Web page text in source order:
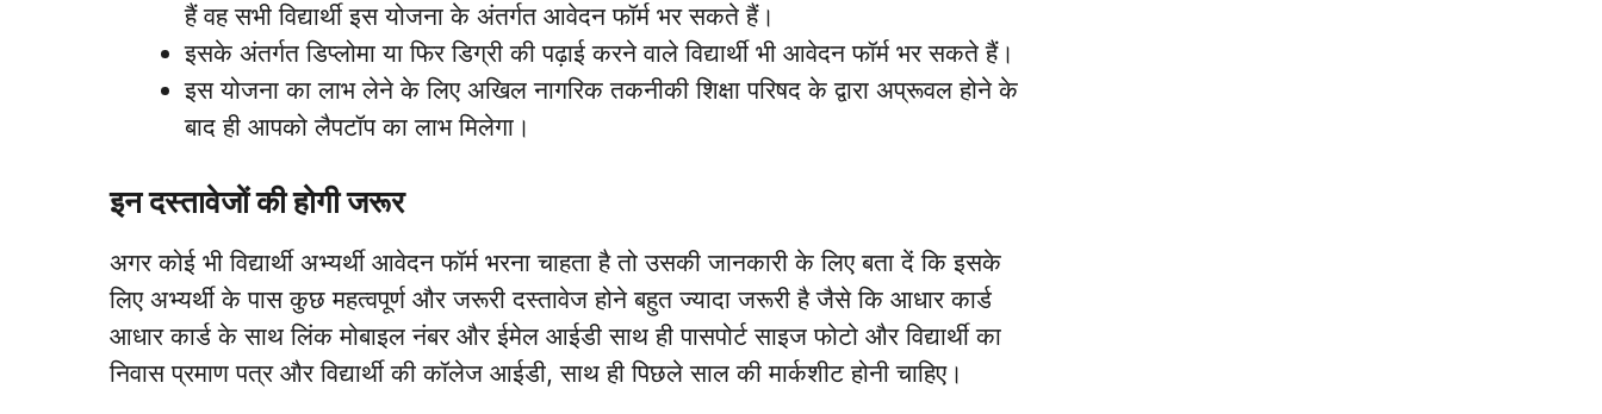
हैं वह सभी विद्यार्थी इस योजना के अंतर्गत आवेदन फॉर्म भर सकते हैं।
इसके अंतर्गत डिप्लोमा या फिर डिग्री की पढ़ाई करने वाले विद्यार्थी भी आवेदन फॉर्म भर सकते हैं।
इस योजना का लाभ लेने के लिए अखिल नागरिक तकनीकी शिक्षा परिषद के द्वारा अप्रूवल होने के
बाद ही आपको लैपटॉप का लाभ मिलेगा।
इन दस्तावेजों की होगी जरूर
अगर कोई भी विद्यार्थी अभ्यर्थी आवेदन फॉर्म भरना चाहता है तो उसकी जानकारी के लिए बता दें कि इसके
लिए अभ्यर्थी के पास कुछ महत्वपूर्ण और जरूरी दस्तावेज होने बहुत ज्यादा जरूरी है जैसे कि आधार कार्ड
आधार कार्ड के साथ लिंक मोबाइल नंबर और ईमेल आईडी साथ ही पासपोर्ट साइज फोटो और विद्यार्थी का
निवास प्रमाण पत्र और विद्यार्थी की कॉलेज आईडी, साथ ही पिछले साल की मार्कशीट होनी चाहिए।